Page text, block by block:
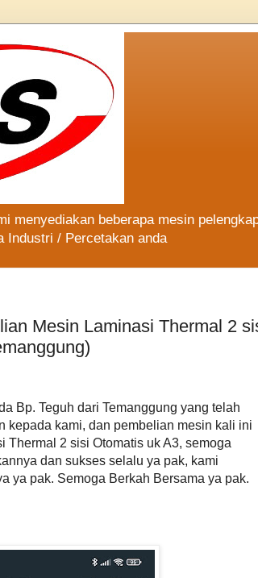
menyediakan beberapa mesin
Industri / Percetakan anda
Mesin Laminasi Thermal 2
Bp. Teguh dari Temanggung yang telah
kepada kami, dan pembelian mesin kali ini
2 sisi Otomatis uk A3, semoga
dan sukses selalu ya pak, kami
ya pak. Semoga Berkah Bersama ya pak.